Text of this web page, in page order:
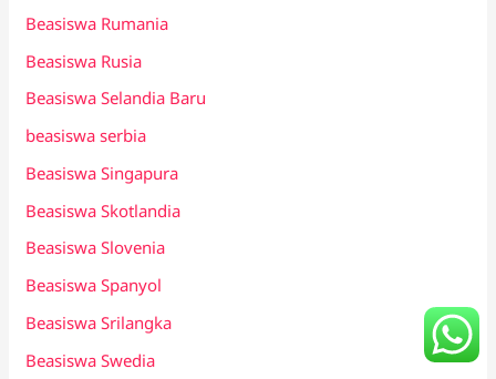
Beasiswa Rumania
Beasiswa Rusia
Beasiswa Selandia Baru
beasiswa serbia
Beasiswa Singapura
Beasiswa Skotlandia
Beasiswa Slovenia
Beasiswa Spanyol
Beasiswa Srilangka
Beasiswa Swedia